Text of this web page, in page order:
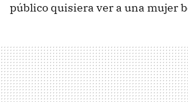
público quisiera ver a una mujer